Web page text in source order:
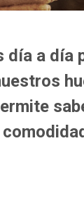
día a día